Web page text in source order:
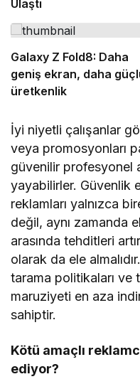
Ulaştı
Galaxy Z Fold8: Daha
geniş ekran, daha
üretkenlik
İyi niyetli çalışanlar
veya promosyonları
güvenilir profesyonel
yayabilirler. Güvenlik
reklamları yalnızca
değil, aynı zamanda
arasında tehditleri
olarak da ele
tarama politikaları ve
maruziyeti en aza
sahiptir.
Kötü amaçlı
ediyor?